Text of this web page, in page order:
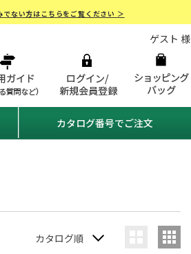
ない方はこちらをご覧ください ＞
ゲスト 様
カタログ番号でご注文
カタログ順